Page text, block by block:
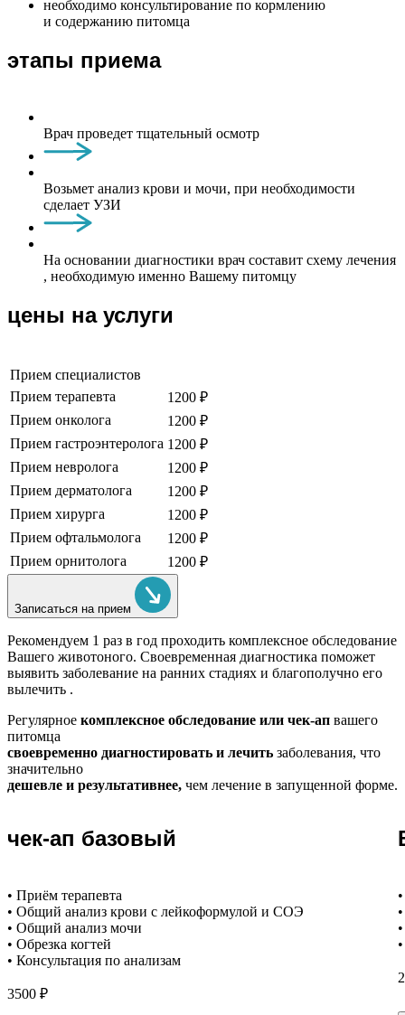
необходимо консультирование по кормлению
и содержанию питомца
этапы приема
Врач проведет тщательный осмотр
Возьмет анализ крови и мочи, при необходимости
сделает УЗИ
На основании диагностики врач составит схему лечения
, необходимую именно Вашему питомцу
цены на услуги
Прием специалистов
Прием терапевта
1200 ₽
Прием онколога
1200 ₽
Прием гастроэнтеролога 1200 ₽
Прием невролога
1200 ₽
Прием дерматолога
1200 ₽
Прием хирурга
1200 ₽
Прием офтальмолога
1200 ₽
Прием орнитолога
1200 ₽
Записаться на прием
Рекомендуем 1 раз в год проходить комплексное обследование
Вашего животоного. Своевременная диагностика поможет
выявить заболевание на ранних стадиях и благополучно его
вылечить .
Регулярное комплексное обследование или чек-ап вашего
питомца
своевременно диагностировать и лечить заболевания, что
значительно
дешевле и результативнее, чем лечение в запущенной форме.
чек-ап базовый
• Приём терапевта
• Общий анализ крови с лейкоформулой и СОЭ
• Общий анализ мочи
• Обрезка когтей
• Консультация по анализам
3500 ₽